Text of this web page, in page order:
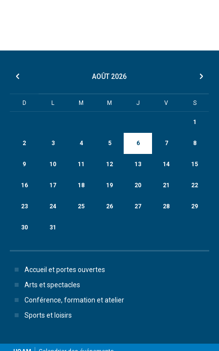
AOÛT 2026
D L M M J V S
1
2 3 4 5 6 7 8
9 10 11 12 13 14 15
16 17 18 19 20 21 22
23 24 25 26 27 28 29
30 31
Accueil et portes ouvertes
Arts et spectacles
Conférence, formation et atelier
Sports et loisirs